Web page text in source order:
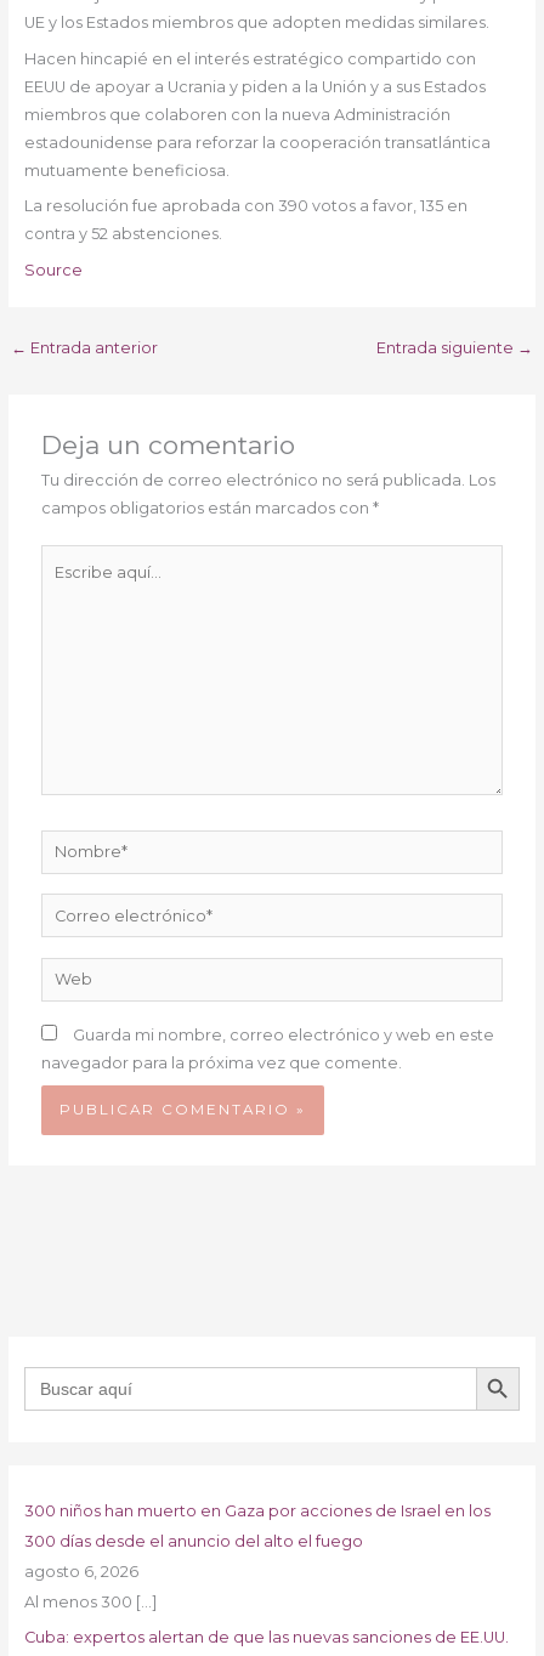
UE y los Estados miembros que adopten medidas similares.
Hacen hincapié en el interés estratégico compartido con
EEUU de apoyar a Ucrania y piden a la Unión y a sus Estados
miembros que colaboren con la nueva Administración
estadounidense para reforzar la cooperación transatlántica
mutuamente beneficiosa.
La resolución fue aprobada con 390 votos a favor, 135 en
contra y 52 abstenciones.
Source
← Entrada anterior Entrada siguiente →
Deja un comentario
Tu dirección de correo electrónico no será publicada. Los
campos obligatorios están marcados con*
Nombre*
Correo
electrónico*
Web
Guarda mi nombre, correo electrónico y web en este
navegador para la próxima vez que comente.
Buscar: BOTÓN DE
300 niños han muerto en Gaza por acciones de Israel en los
300 días desde el anuncio del alto el fuego
agosto 6, 2026
Al menos 300 […]
Cuba: expertos alertan de que las nuevas sanciones de EE.UU.